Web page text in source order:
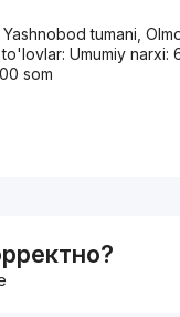
tumani,
Umumiy
som